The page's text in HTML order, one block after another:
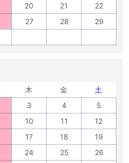
20 21
22
27 28
29
木 金
土
3 4
5
10 11
12
17 18
19
24 25
26